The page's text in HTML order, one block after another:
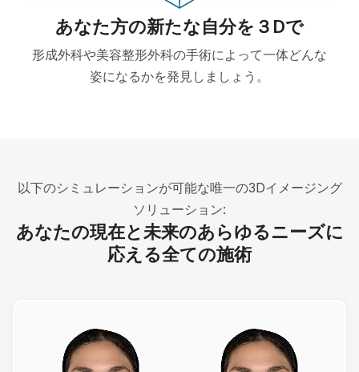
あなた方の新たな自分を３Dで
形成外科や美容整形外科の手術によって一体どんな
姿になるかを発見しましょう。
以下のシミュレーションが可能な唯一の3Dイメージング
ソリューション:
あなたの現在と未来のあらゆるニーズに
応える全ての施術